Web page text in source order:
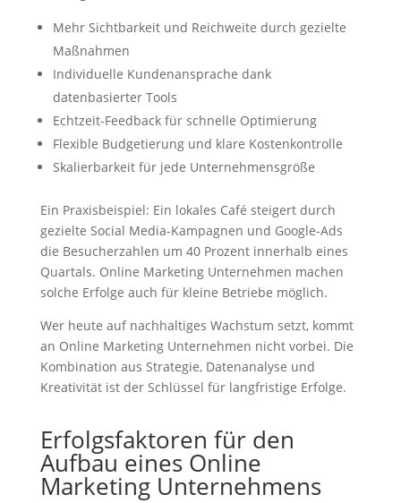
Mehr Sichtbarkeit und Reichweite durch gezielte
Maßnahmen
Individuelle Kundenansprache dank
datenbasierter Tools
Echtzeit-Feedback für schnelle Optimierung
Flexible Budgetierung und klare Kostenkontrolle
Skalierbarkeit für jede Unternehmensgröße
Ein Praxisbeispiel: Ein lokales Café steigert durch
gezielte Social Media-Kampagnen und Google-Ads
die Besucherzahlen um 40 Prozent innerhalb eines
Quartals. Online Marketing Unternehmen machen
solche Erfolge auch für kleine Betriebe möglich.
Wer heute auf nachhaltiges Wachstum setzt, kommt
an Online Marketing Unternehmen nicht vorbei. Die
Kombination aus Strategie, Datenanalyse und
Kreativität ist der Schlüssel für langfristige Erfolge.
Erfolgsfaktoren für den
Aufbau eines Online
Marketing Unternehmens